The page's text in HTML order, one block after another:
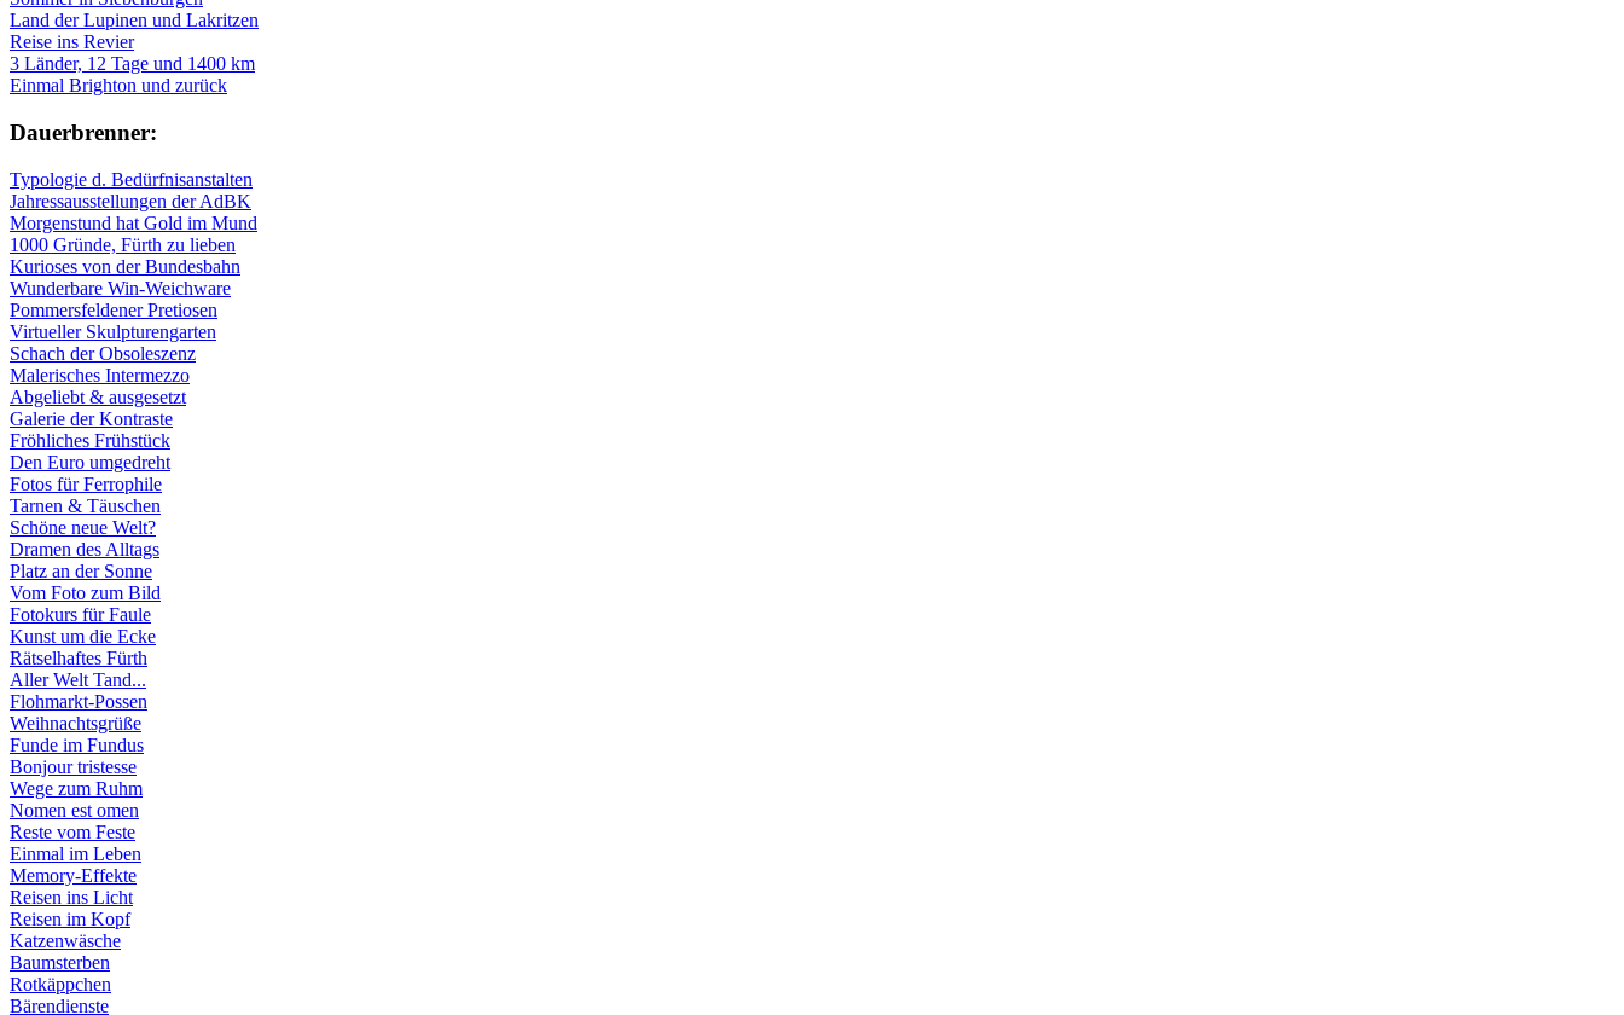
Land der Lupinen und Lakritzen
Reise ins Revier
3 Länder, 12 Tage und 1400 km
Einmal Brighton und zurück
Dau­er­bren­ner:
Typologie d. Bedürfnisanstalten
Jahressausstellungen der AdBK
Morgenstund hat Gold im Mund
1000 Gründe, Fürth zu lieben
Kurioses von der Bundesbahn
Wunderbare Win-Weichware
Pommersfeldener Pretiosen
Virtueller Skulpturengarten
Schach der Obsoleszenz
Malerisches Intermezzo
Abgeliebt & ausgesetzt
Galerie der Kontraste
Fröhliches Frühstück
Den Euro umgedreht
Fotos für Ferrophile
Tarnen & Täuschen
Schöne neue Welt?
Dramen des Alltags
Platz an der Sonne
Vom Foto zum Bild
Fotokurs für Faule
Kunst um die Ecke
Rätselhaftes Fürth
Aller Welt Tand...
Flohmarkt-Possen
Weihnachtsgrüße
Funde im Fundus
Bonjour tristesse
Wege zum Ruhm
Nomen est omen
Reste vom Feste
Einmal im Leben
Memory-Effekte
Reisen ins Licht
Reisen im Kopf
Katzenwäsche
Baumsterben
Rotkäppchen
Bärendienste